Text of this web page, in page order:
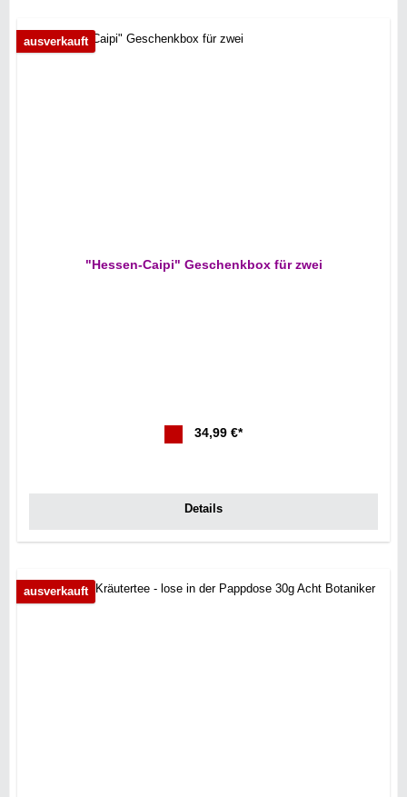
ausverkauft
"Hessen-Caipi" Geschenkbox für zwei
34,99 €*
Details
ausverkauft